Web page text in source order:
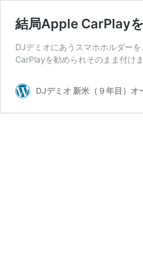
結局Apple CarPlay
DJデミオにあうスマホホルダー
CarPlayを勧められそのまま付け
DJデミオ 新米（９年目）オ